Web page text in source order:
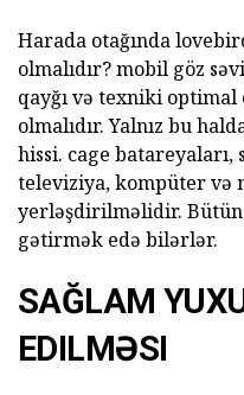
Harada otağında
olmalıdır? mobil göz
qayğı və texniki
olmalıdır. Yalnız bu
hissi. cage
televiziya, kompüter və
yerləşdirilməlidir.
gətirmək edə bilərlər.
SAĞLAM
EDILMƏSI